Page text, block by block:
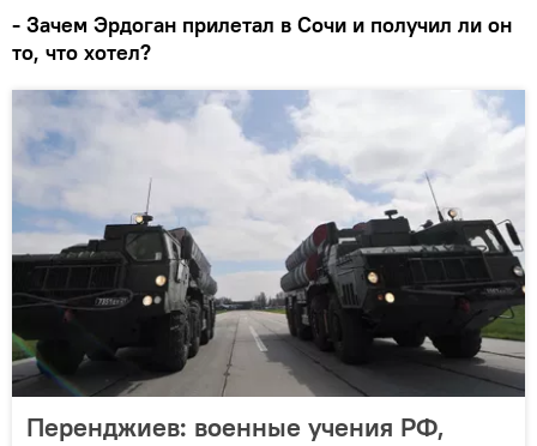
- Зачем Эрдоган прилетал в Сочи и получил ли он
то, что хотел?
Перенджиев: военные учения РФ,